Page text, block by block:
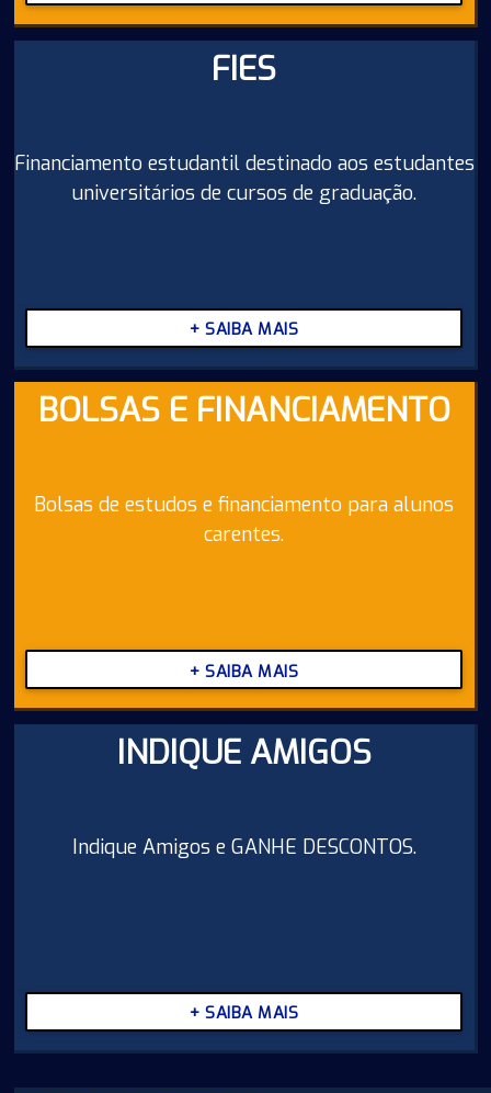
FIES
Financiamento estudantil destinado aos estudantes
universitários de cursos de graduação.
+ SAIBA MAIS
BOLSAS E FINANCIAMENTO
Bolsas de estudos e financiamento para alunos
carentes.
+ SAIBA MAIS
INDIQUE AMIGOS
Indique Amigos e GANHE DESCONTOS.
+ SAIBA MAIS